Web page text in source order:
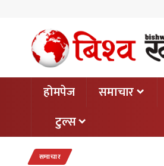
होमपेज समाचार
टुल्स
समाचार